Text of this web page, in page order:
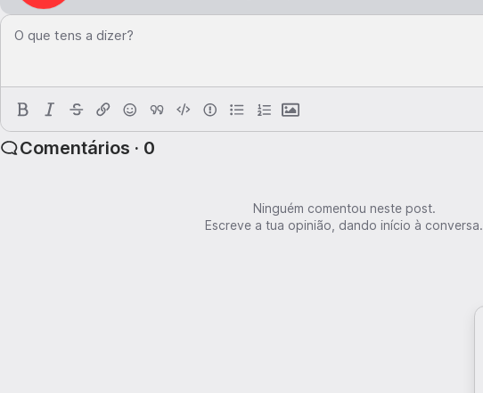
O que tens a dizer?
Comentários · 0
Ninguém comentou neste post.
Escreve a tua opinião, dando início à conversa.